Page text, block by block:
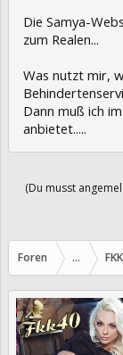
Die Samya-
zum Realen...
Was nutzt mir,
Dann muß ich
anbietet.....
(Du musst
Foren ...